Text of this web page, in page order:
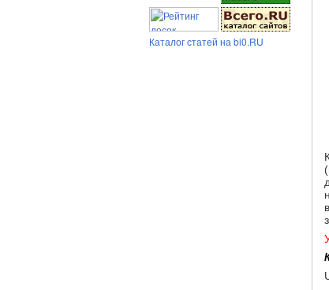
Каталог статей на bi0.RU